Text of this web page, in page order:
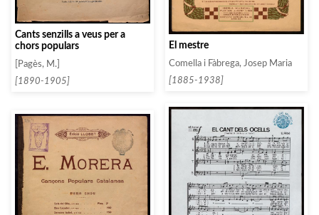
Cants senzills a veus per a
chors populars
[Pagès, M.]
[1890-1905]
El mestre
Comella i Fàbrega, Josep Maria
[1885-1938]